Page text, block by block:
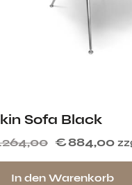
Sofa Black
€884,00
In den Warenkorb